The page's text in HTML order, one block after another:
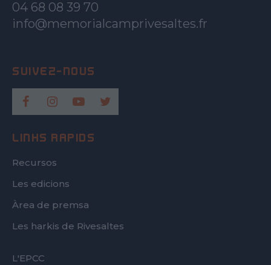
04 68 08 39 70
info@memorialcamprivesaltes.fr
LINKS RÀPIDS
Recursos
Les edicions
Àrea de premsa
Les harkis de Rivesaltes
FOOTER
L'EPCC